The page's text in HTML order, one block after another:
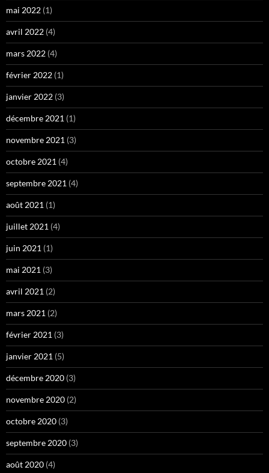
mai 2022 (1)
avril 2022 (4)
mars 2022 (4)
février 2022 (1)
janvier 2022 (3)
décembre 2021 (1)
novembre 2021 (3)
octobre 2021 (4)
septembre 2021 (4)
août 2021 (1)
juillet 2021 (4)
juin 2021 (1)
mai 2021 (3)
avril 2021 (2)
mars 2021 (2)
février 2021 (3)
janvier 2021 (5)
décembre 2020 (3)
novembre 2020 (2)
octobre 2020 (3)
septembre 2020 (3)
août 2020 (4)